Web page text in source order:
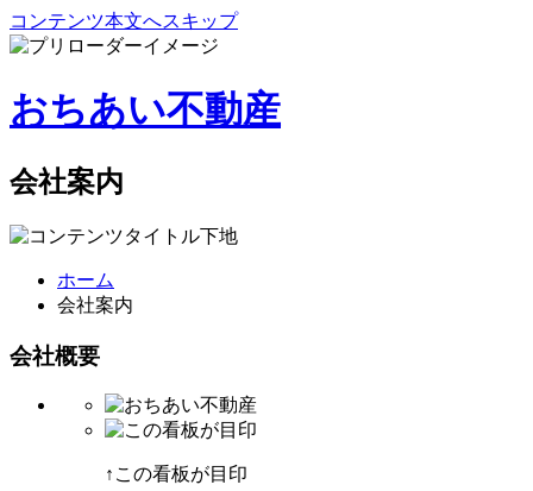
コンテンツ本文へスキップ
おちあい不動産
会社案内
ホーム
会社案内
会社概要
↑この看板が目印